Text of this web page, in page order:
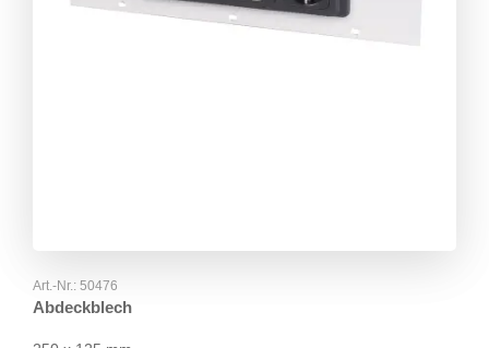
Art.-Nr.: 50476
Abdeckblech